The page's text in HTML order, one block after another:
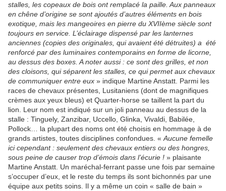
stalles, les copeaux de bois ont remplacé la paille. Aux panneaux
en chêne d’origine se sont ajoutés d’autres éléments en bois
exotique, mais les mangeoires en pierre du XVIIème siècle sont
toujours en service. L’éclairage dispensé par les lanternes
anciennes (copies des originales, qui avaient été détruites) a été
renforcé par des luminaires contemporains en forme de licorne,
au dessus des boxes. A noter aussi : ce sont des grilles, et non
des cloisons, qui séparent les stalles, ce qui permet aux chevaux
de communiquer entre eux » indique Martine Anstatt. Parmi les
races de chevaux présentes, Lusitaniens (dont de magnifiques
crèmes aux yeux bleus) et Quarter-horse se taillent la part du
lion. Leur nom est indiqué sur un joli panneau au dessus de la
stalle : Tinguely, Zanzibar, Uccello, Glinka, Vivaldi, Babilée,
Pollock… la plupart des noms ont été choisis en hommage à de
grands artistes, toutes disciplines confondues. « Aucune femelle
ici cependant : seulement des chevaux entiers ou des hongres,
sous peine de causer trop d’émois dans l’écurie ! » plaisante
Martine Anstatt. Un maréchal-ferrant passe une fois par semaine
s’occuper d’eux, et le reste du temps ils sont bichonnés par une
équipe aux petits soins. Il y a même un coin « salle de bain »